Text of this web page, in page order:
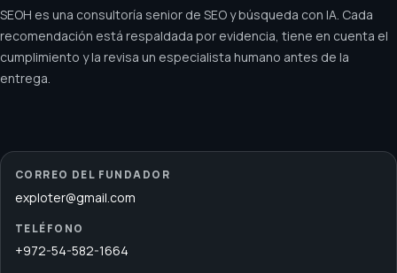
SEOH es una consultoría senior de SEO y búsqueda con IA. Cada
recomendación está respaldada por evidencia, tiene en cuenta el
cumplimiento y la revisa un especialista humano antes de la
entrega.
CORREO DEL FUNDADOR
exploter@gmail.com
TELÉFONO
+972-54-582-1664